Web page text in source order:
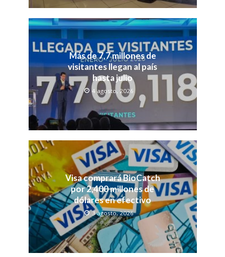
Más de 7,7 millones de
visitantes llegan al país
hasta julio
4 agosto, 2026
Visa comprará BioCatch
por 2,400 millones de
dólares en efectivo
3 agosto, 2026